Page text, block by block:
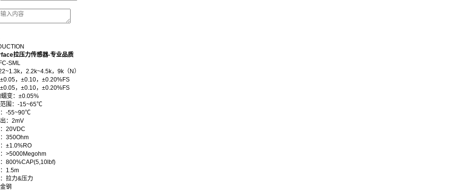
拉压力传感器-专业品质
SML
，2.2k~4.5k，9k（N）
±0.05，±0.10，±0.20%FS
±0.05，±0.10，±0.20%FS
变 ： ±0.05%
围 ： -15~65℃
： -55~90℃
：2mV
： 20VDC
： 350Ohm
： ±1.0%RO
： >5000Megohm
： 800%CAP(5,10lbf)
： 1.5m
： 拉力&压力
钢